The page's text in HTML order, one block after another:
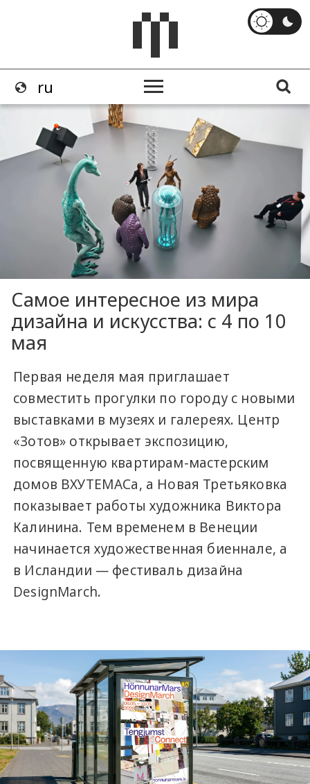
Самое интересное из мира
дизайна и искусства: с 4 по 10
мая
Первая неделя мая приглашает
совместить прогулки по городу с новыми
выставками в музеях и галереях. Центр
«Зотов» открывает экспозицию,
посвященную квартирам-мастерским
домов ВХУТЕМАСа, а Новая Третьяковка
показывает работы художника Виктора
Калинина. Тем временем в Венеции
начинается художественная биеннале, а
в Исландии — фестиваль дизайна
DesignMarch.